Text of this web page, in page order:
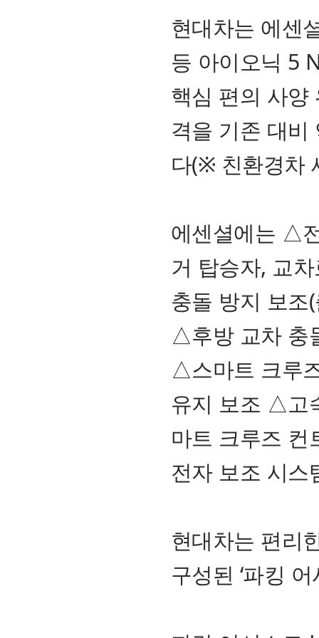
현대차는 에센
등 아이오닉 5
핵심 편의 사양
격을 기존 대비
다(※ 친환경차
에센셜에는 △
거 탑승자, 교
충돌 방지 보
△후방 교차 충
△스마트 크루
유지 보조 △고
마트 크루즈 컨
전자 보조 시스
현대차는 편리
구성된 ‘파킹